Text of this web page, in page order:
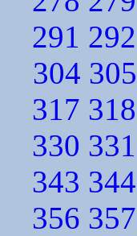
291 292
304 305
317 318
330 331
343 344
356 357